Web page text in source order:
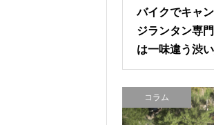
バイクでキャ
ジランタン専
は一味違う渋
コラム